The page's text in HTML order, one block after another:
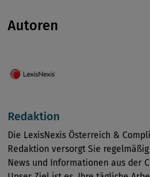
Autoren
Redaktion
Die LexisNexis Österreich &
Redaktion versorgt Sie
News und Informationen aus der